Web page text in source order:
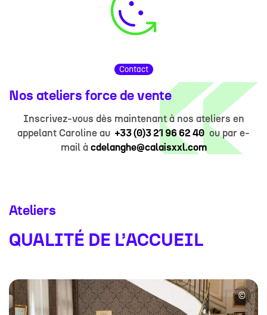
Contact
Nos ateliers force de vente
Inscrivez-vous dès maintenant à nos ateliers en
appelant Caroline au +33 (0)3 21 96 62 40 ou par e-
mail à cdelanghe@calaisxxl.com
Ateliers
QUALITÉ DE L’ACCUEIL
©